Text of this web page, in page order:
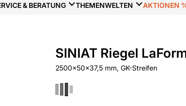
& BERATUNG THEMENWELTEN AKTIONEN
SINIAT Riegel
2500x50x37,5 mm, GK-Streifen